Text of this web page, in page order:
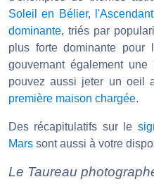
Soleil en Bélier,
dominante, triés par
plus forte dominante pour
gouvernant également
pouvez aussi jeter un oeil
première maison chargée.
Des récapitulatifs sur le
Mars sont aussi à votre
Le Taureau